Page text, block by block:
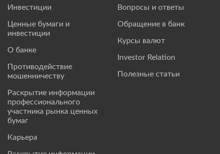
Инвестиции
Ценные бумаги и
инвестиции
О банке
Противодействие
мошенничеству
Раскрытие информации
профессионального
участника рынка ценных
бумаг
Карьера
Вопросы и ответы
Обращение в банк
Курсы валют
Investor Relation
Полезные статьи